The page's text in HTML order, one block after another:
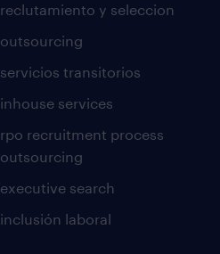
reclutamiento y seleccion
outsourcing
servicios transitorios
inhouse services
rpo recruitment process
outsourcing
executive search
inclusión laboral